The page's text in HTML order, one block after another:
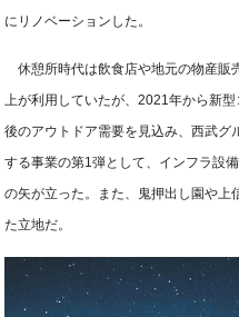
にリノベーションした。
休憩所時代は飲食店や地元の物産販
上が利用していたが、2021年から新
後のアウトドア需要を見込み、西武グ
する事業の第1弾として、インフラ設
の矢が立った。また、鬼押出し園や上
た立地だ。